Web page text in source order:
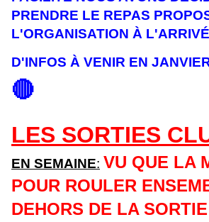
PRENDRE LE REPAS
L'ORGANISATION À
D'INFOS À VENIR EN
🔴
LES SORTIES
EN SEMAINE: VU QUE LA
POUR ROULER
DEHORS DE LA